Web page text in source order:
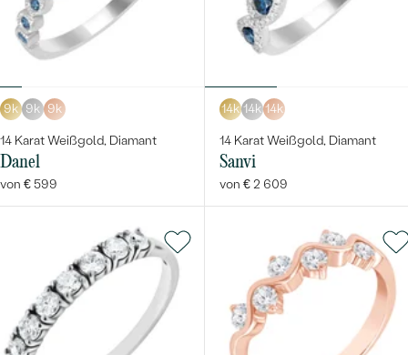
9k 9k 9k
14 Karat Weißgold, Diamant
Danel
von € 599
14k 14k 14k
14 Karat Weißgold, Diamant
Sanvi
von € 2 609